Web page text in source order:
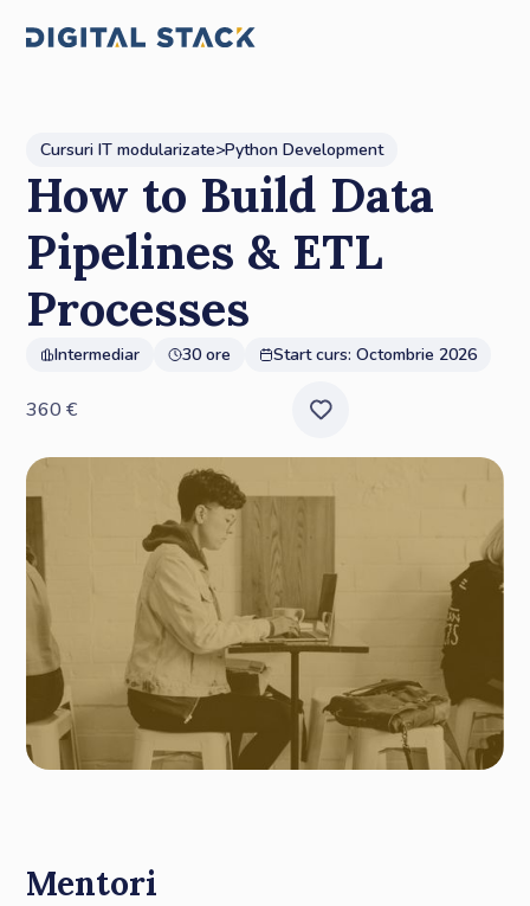
Cursuri IT modularizate>Python Development
How to Build Data
Pipelines & ETL
Processes
Intermediar 30 ore Start curs: Octombrie 2026
360 €
Mentori